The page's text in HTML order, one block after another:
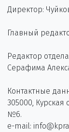
Директор:
Главный
Редактор
Серафима
Контактные
305000, Курская
№6.
e-mail: